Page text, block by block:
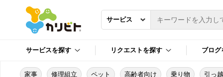
サービスを探す リクエストを探す ブログ
家事 修理組立 ペット 高齢者向け 乗り物 引っ